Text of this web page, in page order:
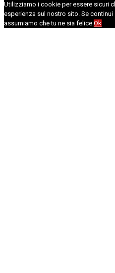
Utilizziamo i cookie per essere sicuri
esperienza sul nostro sito. Se
assumiamo che tu ne sia felice.Ok